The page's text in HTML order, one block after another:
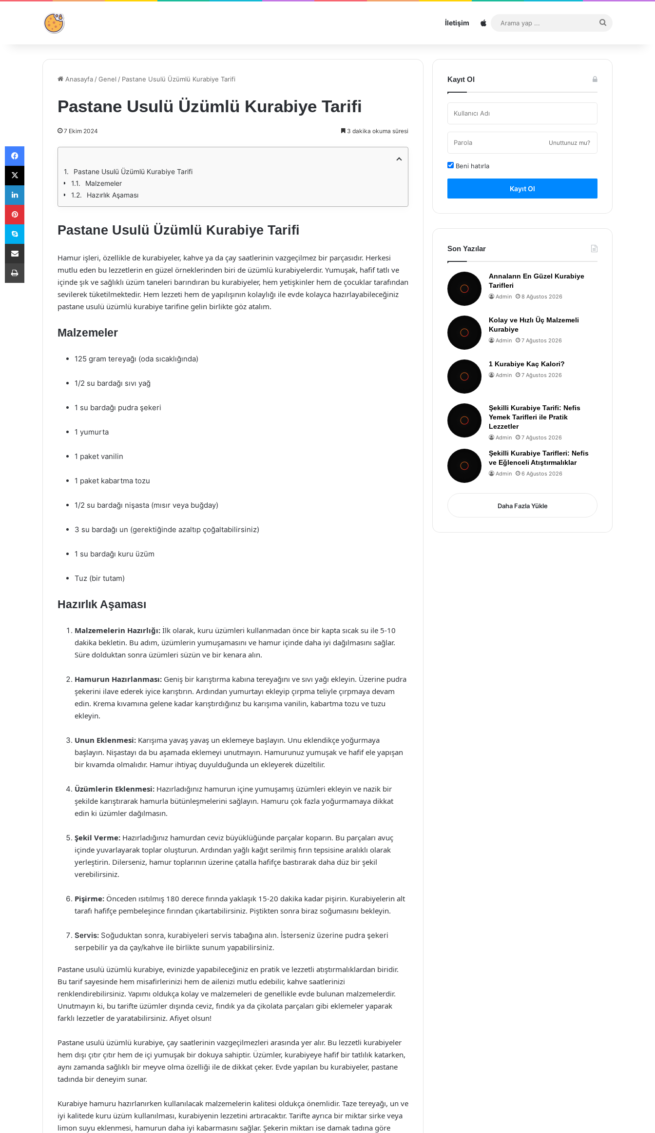
İletişim Sitemap
...
Anasayfa /Genel / Pastane Usulü Üzümlü Kurabiye Tarifi
Pastane Usulü Üzümlü Kurabiye Tarifi
7 Ekim 2024 3 dakika okuma süresi
Pastane Usulü Üzümlü Kurabiye Tarifi
Malzemeler
Hazırlık Aşaması
Pastane Usulü Üzümlü Kurabiye Tarifi
Hamur işleri, özellikle de kurabiyeler, kahve ya da çay saatlerinin vazgeçilmez bir parçasıdır. Herkesi
mutlu eden bu lezzetlerin en güzel örneklerinden biri de üzümlü kurabiyelerdir. Yumuşak, hafif tatlı ve
içinde şık ve sağlıklı üzüm taneleri barındıran bu kurabiyeler, hem yetişkinler hem de çocuklar tarafından
sevilerek tüketilmektedir. Hem lezzeti hem de yapılışının kolaylığı ile evde kolayca hazırlayabileceğiniz
pastane usulü üzümlü kurabiye tarifine gelin birlikte göz atalım.
Malzemeler
125 gram tereyağı (oda sıcaklığında)
1/2 su bardağı sıvı yağ
1 su bardağı pudra şekeri
1 yumurta
1 paket vanilin
1 paket kabartma tozu
1/2 su bardağı nişasta (mısır veya buğday)
3 su bardağı un (gerektiğinde azaltıp çoğaltabilirsiniz)
1 su bardağı kuru üzüm
Tuz (bir tutam)
Hazırlık Aşaması
Malzemelerin Hazırlığı: İlk olarak, kuru üzümleri kullanmadan önce bir kapta sıcak su ile 5-10
dakika bekletin. Bu adım, üzümlerin yumuşamasını ve hamur içinde daha iyi dağılmasını sağlar.
Süre dolduktan sonra üzümleri süzün ve bir kenara alın.
Hamurun Hazırlanması: Geniş bir karıştırma kabına tereyağını ve sıvı yağı ekleyin. Üzerine pudra
şekerini ilave ederek iyice karıştırın. Ardından yumurtayı ekleyip çırpma teliyle çırpmaya devam
edin. Krema kıvamına gelene kadar karıştırdığınız bu karışıma vanilin, kabartma tozu ve tuzu
ekleyin.
Unun Eklenmesi: Karışıma yavaş yavaş un eklemeye başlayın. Unu eklendikçe yoğurmaya
başlayın. Nişastayı da bu aşamada eklemeyi unutmayın. Hamurunuz yumuşak ve hafif ele yapışan
bir kıvamda olmalıdır. Hamur ihtiyaç duyulduğunda un ekleyerek düzeltilir.
Üzümlerin Eklenmesi: Hazırladığınız hamurun içine yumuşamış üzümleri ekleyin ve nazik bir
şekilde karıştırarak hamurla bütünleşmelerini sağlayın. Hamuru çok fazla yoğurmamaya dikkat
edin ki üzümler dağılmasın.
Şekil Verme: Hazırladığınız hamurdan ceviz büyüklüğünde parçalar koparın. Bu parçaları avuç
içinde yuvarlayarak toplar oluşturun. Ardından yağlı kağıt serilmiş fırın tepsisine aralıklı olarak
yerleştirin. Dilerseniz, hamur toplarının üzerine çatalla hafifçe bastırarak daha düz bir şekil
verebilirsiniz.
Pişirme: Önceden ısıtılmış 180 derece fırında yaklaşık 15-20 dakika kadar pişirin. Kurabiyelerin alt
tarafı hafifçe pembeleşince fırından çıkartabilirsiniz. Piştikten sonra biraz soğumasını bekleyin.
Servis: Soğuduktan sonra, kurabiyeleri servis tabağına alın. İsterseniz üzerine pudra şekeri
serpebilir ya da çay/kahve ile birlikte sunum yapabilirsiniz.
Pastane usulü üzümlü kurabiye, evinizde yapabileceğiniz en pratik ve lezzetli atıştırmalıklardan biridir.
Bu tarif sayesinde hem misafirlerinizi hem de ailenizi mutlu edebilir, kahve saatlerinizi
renklendirebilirsiniz. Yapımı oldukça kolay ve malzemeleri de genellikle evde bulunan malzemelerdir.
Unutmayın ki, bu tarifte üzümler dışında ceviz, fındık ya da çikolata parçaları gibi eklemeler yaparak
farklı lezzetler de yaratabilirsiniz. Afiyet olsun!
Pastane usulü üzümlü kurabiye, çay saatlerinin vazgeçilmezleri arasında yer alır. Bu lezzetli kurabiyeler
hem dışı çıtır çıtır hem de içi yumuşak bir dokuya sahiptir. Üzümler, kurabiyeye hafif bir tatlılık katarken,
aynı zamanda sağlıklı bir meyve olma özelliği ile de dikkat çeker. Evde yapılan bu kurabiyeler, pastane
tadında bir deneyim sunar.
Kurabiye hamuru hazırlanırken kullanılacak malzemelerin kalitesi oldukça önemlidir. Taze tereyağı, un ve
iyi kalitede kuru üzüm kullanılması, kurabiyenin lezzetini artıracaktır. Tarifte ayrıca bir miktar sirke veya
limon suyu eklenmesi, hamurun daha iyi kabarmasını sağlar. Şekerin miktarı ise damak tadına göre
Kayıt Ol
Unuttunuz mu?
Beni hatırla
Kayıt Ol
Son Yazılar
Annaların En Güzel Kurabiye
Tarifleri
Admin 8 Ağustos 2026
Kolay ve Hızlı Üç Malzemeli
Kurabiye
Admin 7 Ağustos 2026
1 Kurabiye Kaç Kalori?
Admin 7 Ağustos 2026
Şekilli Kurabiye Tarifi: Nefis
Yemek Tarifleri ile Pratik
Lezzetler
Admin 7 Ağustos 2026
Şekilli Kurabiye Tarifleri: Nefis
ve Eğlenceli Atıştırmalıklar
Admin 6 Ağustos 2026
Daha Fazla Yükle
Facebook
X
LinkedIn
Pinterest
Skype
E-Posta ile paylaş